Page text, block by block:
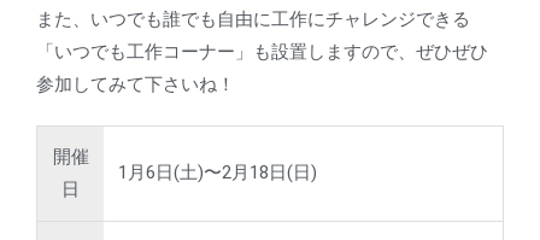
また、いつでも誰でも自由に工作にチャレンジできる
「いつでも工作コーナー」も設置しますので、ぜひぜひ
参加してみて下さいね！
開催
日
1月6日(土)〜2月18日(日)